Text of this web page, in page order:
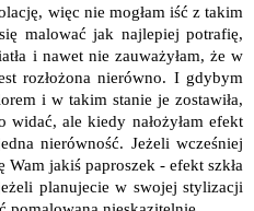
więc nie mogłam iść z takim
malować jak najlepiej potrafię,
i nawet nie zauważyłam, że w
rozłożona nierówno. I gdybym
i w takim stanie je zostawiła,
ale kiedy nałożyłam efekt
nierówność. Jeżeli wcześniej
jakiś paproszek - efekt szkła
planujecie w swojej stylizacji